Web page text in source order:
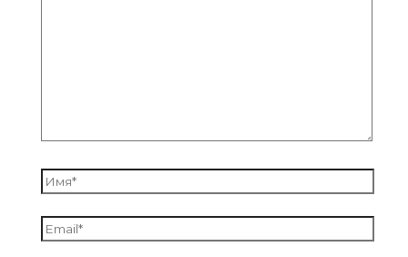
Имя*
Email*